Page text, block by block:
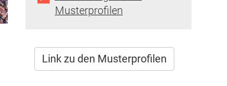
Musterprofilen
Link zu den Musterprofilen